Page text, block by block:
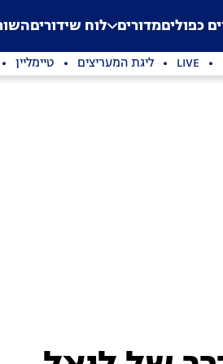
Application error: a
. כפוליםמדורים לוח שידורים
LIVE ליגת המעריצים טיימליין